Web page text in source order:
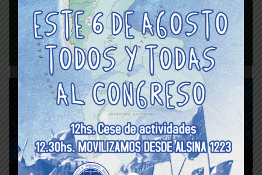
Protocolo de actuación
para situaciones de
violencia de Género